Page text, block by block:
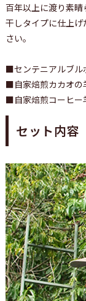
百年以上に渡り素
干しタイプに仕上
さい。
■センテニアルブル
■自家焙煎カカオの
■自家焙煎コーヒー
セット内容